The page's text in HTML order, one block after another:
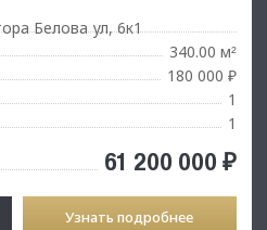
Белова ул, 6к1
340.00 м²
180 000 ₽
1
1
61 200 000 ₽
Узнать подробнее